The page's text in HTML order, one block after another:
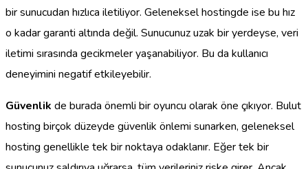
bir sunucudan hızlıca iletiliyor. Geleneksel hostingde ise bu hız
o kadar garanti altında değil. Sunucunuz uzak bir yerdeyse, veri
iletimi sırasında gecikmeler yaşanabiliyor. Bu da kullanıcı
deneyimini negatif etkileyebilir.
Güvenlik de burada önemli bir oyuncu olarak öne çıkıyor. Bulut
hosting birçok düzeyde güvenlik önlemi sunarken, geleneksel
hosting genellikle tek bir noktaya odaklanır. Eğer tek bir